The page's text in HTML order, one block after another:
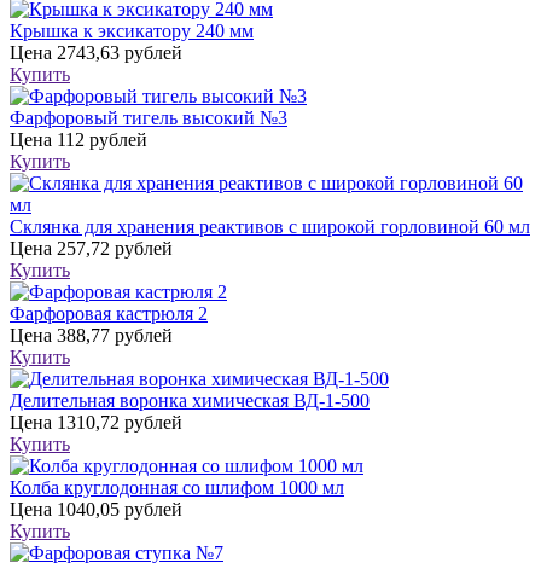
Крышка к эксикатору 240 мм
Цена 2743,63 рублей
Купить
Фарфоровый тигель высокий №3
Цена 112 рублей
Купить
Склянка для хранения реактивов с широкой горловиной 60 мл
Цена 257,72 рублей
Купить
Фарфоровая кастрюля 2
Цена 388,77 рублей
Купить
Делительная воронка химическая ВД-1-500
Цена 1310,72 рублей
Купить
Колба круглодонная со шлифом 1000 мл
Цена 1040,05 рублей
Купить